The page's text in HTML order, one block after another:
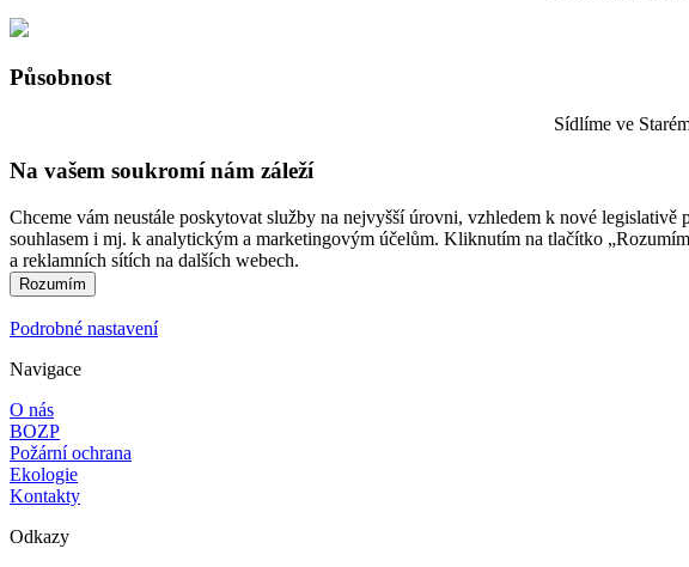
Působnost
Sídlíme ve
Na vašem soukromí nám záleží
Chceme vám neustále poskytovat služby na nejvyšší úrovni, vzhledem k nové
souhlasem i mj. k analytickým a marketingovým účelům. Kliknutím na tlačítko
a reklamních sítích na dalších webech.
Podrobné nastavení
Navigace
O nás
BOZP
Požární ochrana
Ekologie
Kontakty
Odkazy